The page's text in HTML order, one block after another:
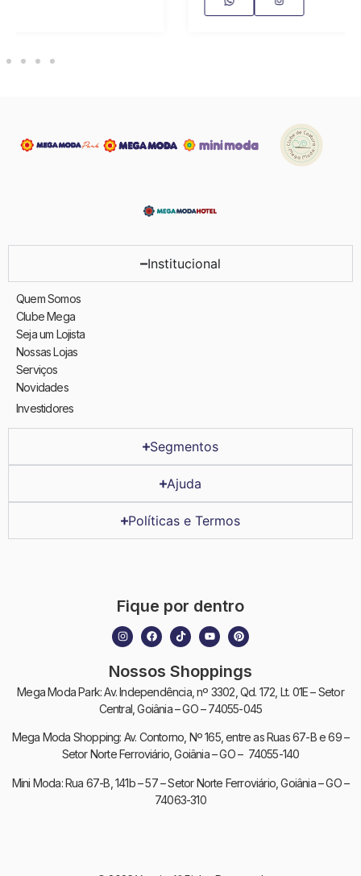
Institucional
Quem Somos
Clube Mega
Seja um Lojista
Nossas Lojas
Serviços
Novidades
Investidores
Segmentos
Ajuda
Políticas e Termos
Fique por dentro
Nossos Shoppings
Mega Moda Park: Av. Independência, nº 3302, Qd. 172, Lt. 01E – Setor
Central, Goiânia – GO – 74055-045
Mega Moda Shopping: Av. Contorno, Nº 165, entre as Ruas 67-B e 69 –
Setor Norte Ferroviário, Goiânia – GO – 74055-140
Mini Moda: Rua 67-B, 141b – 57 – Setor Norte Ferroviário, Goiânia – GO –
74063-310